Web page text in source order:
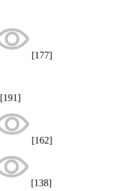
[177]
[191]
[162]
[138]